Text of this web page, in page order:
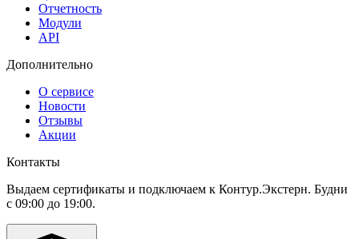
Отчетность
Модули
API
Дополнительно
О сервисе
Новости
Отзывы
Акции
Контакты
Выдаем сертификаты и подключаем к Контур.Экстерн. Будни
с 09:00 до 19:00.